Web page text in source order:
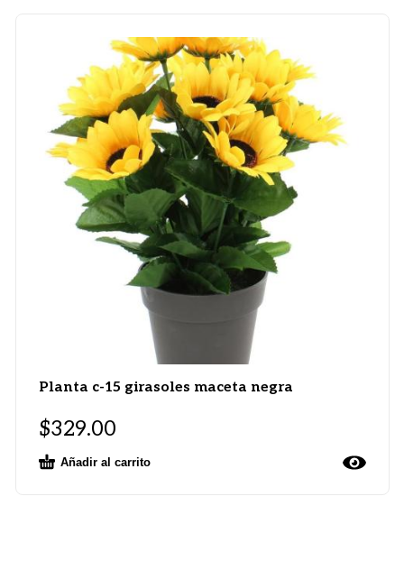
Planta c-15 girasoles maceta negra
$329.00
Añadir al carrito